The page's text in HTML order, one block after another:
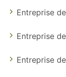
Entreprise
Entreprise
Entreprise